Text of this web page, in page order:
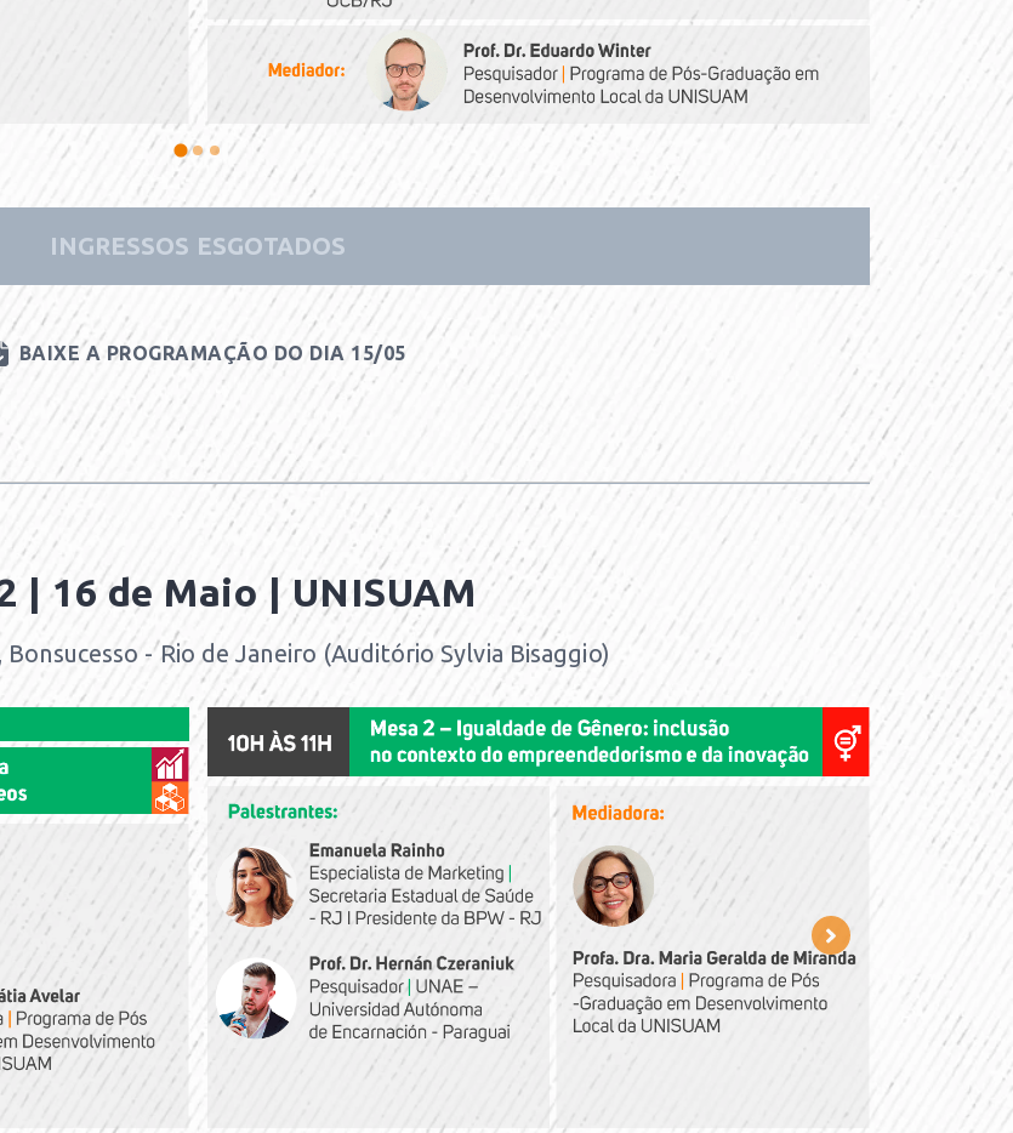
INGRESSOS ESGOTADOS
BAIXE A PROGRAMAÇÃO DO DIA 15/05
| 16 de Maio | UNISUAM
Bonsucesso - Rio de Janeiro (Auditório Sylvia Bisaggio)